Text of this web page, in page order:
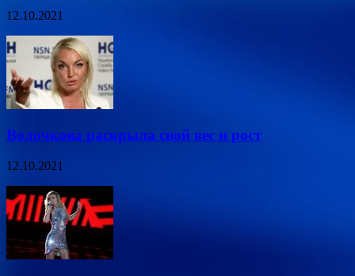
12.10.2021
Волочкова раскрыла свой вес и рост
12.10.2021